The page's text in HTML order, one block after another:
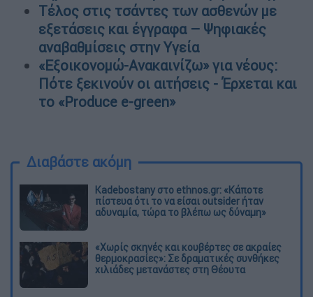
Τέλος στις τσάντες των ασθενών με
εξετάσεις και έγγραφα – Ψηφιακές
αναβαθμίσεις στην Υγεία
«Εξοικονομώ-Ανακαινίζω» για νέους:
Πότε ξεκινούν οι αιτήσεις - Έρχεται και
το «Produce e-green»
Διαβάστε ακόμη
Kadebostany στο ethnos.gr: «Κάποτε
πίστευα ότι το να είσαι outsider ήταν
αδυναμία, τώρα το βλέπω ως δύναμη»
«Χωρίς σκηνές και κουβέρτες σε ακραίες
θερμοκρασίες»: Σε δραματικές συνθήκες
χιλιάδες μετανάστες στη Θέουτα